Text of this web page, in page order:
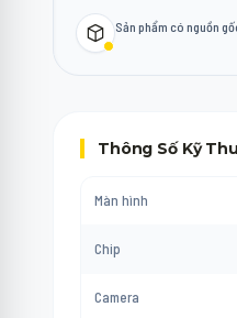
Sản phẩm có nguồn
Thông Số Kỹ
Màn hình
Chip
Camera